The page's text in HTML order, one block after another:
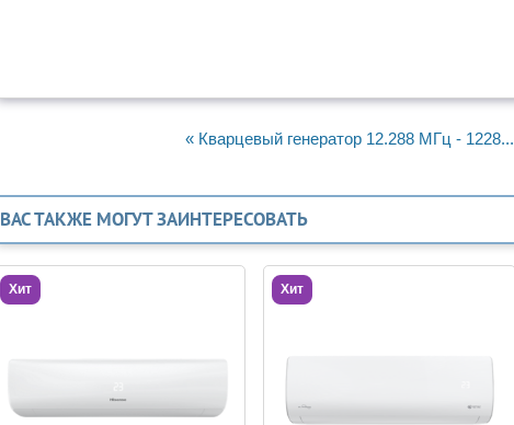
« Кварцевый генератор 12.288 МГц - 1228...
ВАС ТАКЖЕ МОГУТ ЗАИНТЕРЕСОВАТЬ
Хит Хит